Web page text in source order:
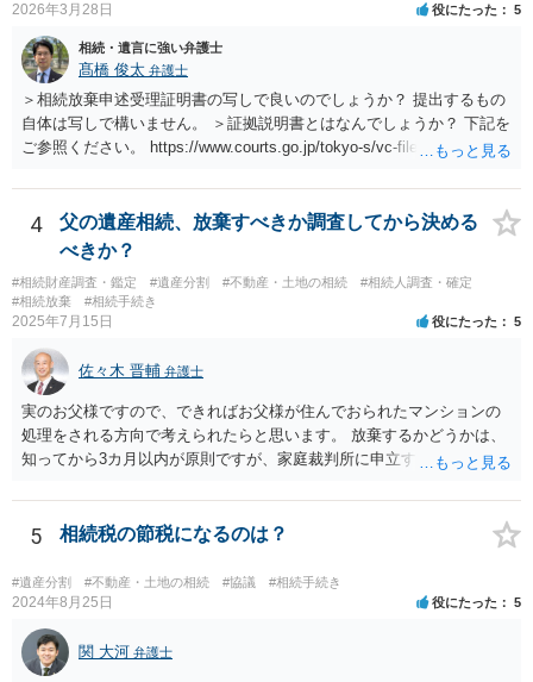
2026年3月28日 役にたった 5
相続・遺言に強い弁護士
髙橋 俊太 弁護士
＞相続放棄申述受理証明書の写しで良いのでしょうか？ 提出するもの
自体は写しで構いません。 ＞証拠説明書とはなんでしょうか？ 下記を
ご参照ください。 https://www.courts.go.jp/tokyo-s/vc-files/tokyo-s/file/
4
父の遺産相続、放棄すべきか調査してから決める
べきか？
#相続財産調査・鑑定 #遺産分割 #不動産・土地の相続
#相続人調査・確定
#相続放棄
#相続手続き
2025年7月15日 役にたった 5
佐々木 晋輔 弁護士
実のお父様ですので、できればお父様が住んでおられたマンションの
処理をされる方向で考えられたらと思います。 放棄するかどうかは、
知ってから3カ月以内が原則ですが、家庭裁判所に申立すれば3カ月の
放棄するかどうか決めることができます。 銀行やサラ金が数年も放置
することはありませんので、数年後に借金が発見される可能性はほぼ
伸長して調査したところ、サラ金に対する過払金など相当な財産が見
つかったため相続したという事例がありました。
5 相続税の節税になるのは？
#遺産分割 #不動産・土地の相続 #協議 #相続手続き
2024年8月25日 役にたった 5
関 大河 弁護士